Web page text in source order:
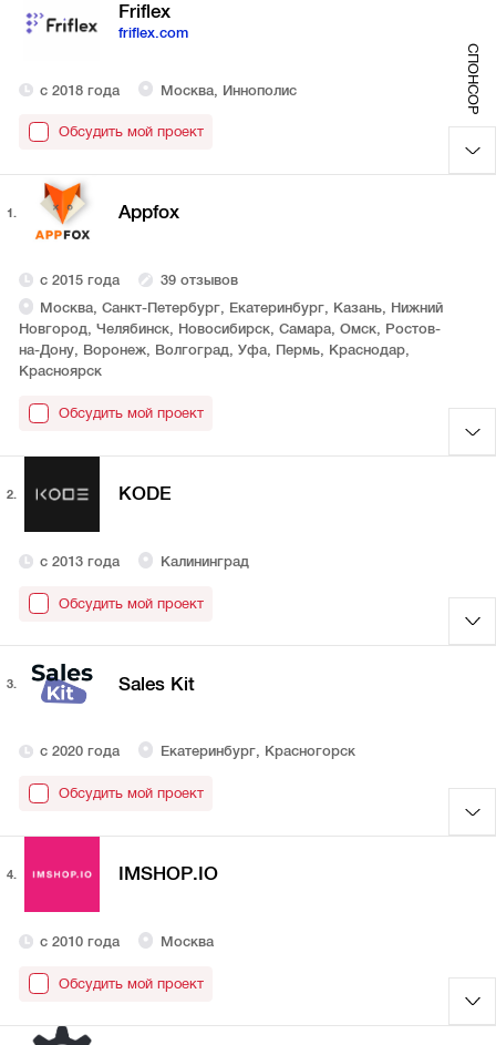
Friflex
friflex.com
с 2018 года Москва, Иннополис
Обсудить мой проект
СПОНСОР
1. Appfox
с 2015 года
39 отзывов
Москва, Санкт-Петербург, Екатеринбург, Казань, Нижний
Новгород, Челябинск, Новосибирск, Самара, Омск, Ростов-
на-Дону, Воронеж, Волгоград, Уфа, Пермь, Краснодар,
Красноярск
Обсудить мой проект
2. KODE
с 2013 года Калининград
Обсудить мой проект
3. Sales Kit
с 2020 года Екатеринбург, Красногорск
Обсудить мой проект
4. IMSHOP.IO
с 2010 года Москва
Обсудить мой проект